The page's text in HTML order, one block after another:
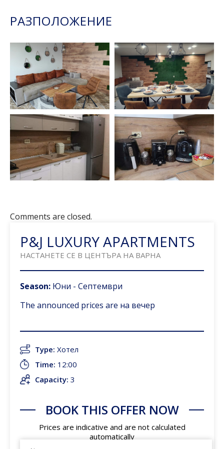
РАЗПОЛОЖЕНИЕ
Comments are closed.
P&J LUXURY APARTMENTS
НАСТАНЕТЕ СЕ В ЦЕНТЪРА НА ВАРНА
Season: Юни - Септември
The announced prices are на вечер
Type: Хотел
Time: 12:00
Capacity: 3
BOOK THIS OFFER NOW
Prices are indicative and are not calculated
automatically